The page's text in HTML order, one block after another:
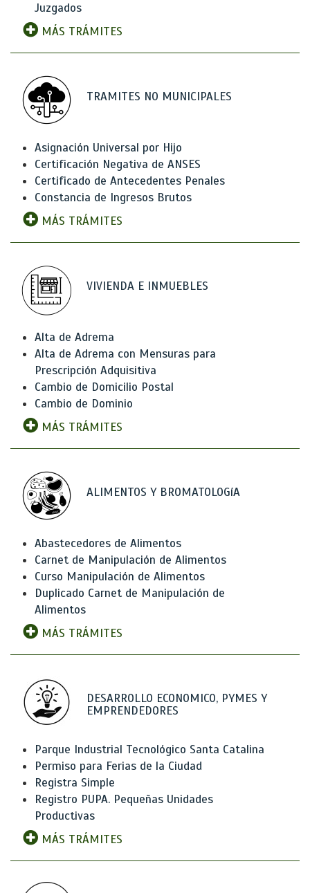
Juzgados
MÁS TRÁMITES
TRAMITES NO MUNICIPALES
Asignación Universal por Hijo
Certificación Negativa de ANSES
Certificado de Antecedentes Penales
Constancia de Ingresos Brutos
MÁS TRÁMITES
VIVIENDA E INMUEBLES
Alta de Adrema
Alta de Adrema con Mensuras para
Prescripción Adquisitiva
Cambio de Domicilio Postal
Cambio de Dominio
MÁS TRÁMITES
ALIMENTOS Y BROMATOLOGíA
Abastecedores de Alimentos
Carnet de Manipulación de Alimentos
Curso Manipulación de Alimentos
Duplicado Carnet de Manipulación de
Alimentos
MÁS TRÁMITES
DESARROLLO ECONOMICO, PYMES Y
EMPRENDEDORES
Parque Industrial Tecnológico Santa Catalina
Permiso para Ferias de la Ciudad
Registra Simple
Registro PUPA. Pequeñas Unidades
Productivas
MÁS TRÁMITES